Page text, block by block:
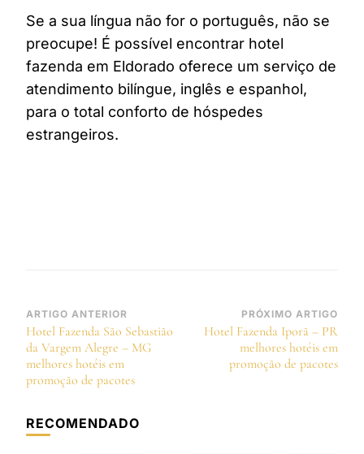
Se a sua língua não for o português, não se
preocupe! É possível encontrar hotel
fazenda em Eldorado oferece um serviço de
atendimento bilíngue, inglês e espanhol,
para o total conforto de hóspedes
estrangeiros.
Navegação
de
post
ARTIGO ANTERIOR
Hotel Fazenda São Sebastião
da Vargem Alegre – MG
melhores hotéis em
promoção de pacotes
PRÓXIMO ARTIGO
Hotel Fazenda Iporã – PR
melhores hotéis em
promoção de pacotes
RECOMENDADO